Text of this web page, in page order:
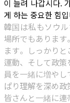
이 늘려 나갑시다.
게 하는 중요한 힘
韓国は私もソウ
場所でもありま
ます。しっかり
運動、そして政
員を一緒に増や
ぱり理解を深め
皆さんと一緒に